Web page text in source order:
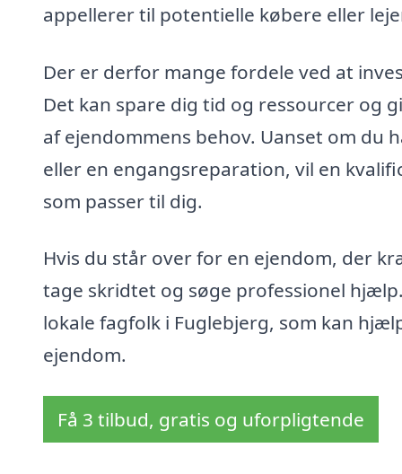
appellerer til potentielle købere eller
Der er derfor mange fordele ved at
Det kan spare dig tid og ressourcer og
af ejendommens behov. Uanset om
eller en engangsreparation, vil en
som passer til dig.
Hvis du står over for en ejendom, der
tage skridtet og søge professionel
lokale fagfolk i Fuglebjerg, som kan
ejendom.
Få 3 tilbud, gratis og uforpligtende